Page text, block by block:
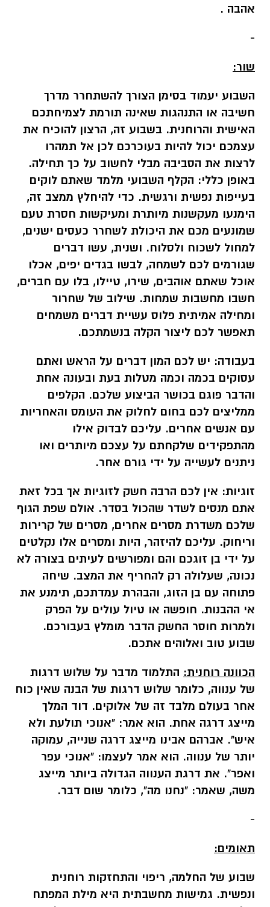
אהבה .
-
שור:
השבוע יעמוד בסימן הצורך להשתחרר מדרך
חשיבה או התנהגות שאינה תורמת לצמיחתכם
האישית והרוחנית. בשבוע זה, הרצון להוכיח את
עצמכם יכול להיות בעוכרכם לכן אל תמהרו
לרצות את הסביבה מבלי לחשוב על כך תחילה.
באופן כללי: הקלף השבועי מלמד שאתם לוקים
בעייפות נפשית ורגשית. כדי להיחלץ ממצב זה,
הימנעו מעקשנות מיותרת ומעיקשות חסרת טעם
שמונעים מכם את היכולת לשחרר כעסים ישנים,
למחול לשכוח ולסלוח. ושנית, עשו דברים
שגורמים לכם לשמחה, לבשו בגדים יפים, אכלו
אוכל שאתם אוהבים, שירו, טיילו, בלו עם חברים,
חשבו מחשבות שמחות. שילוב של שחרור
ומחילה אמיתית פלוס עשיית דברים משמחים
תאפשר לכם ליצור הקלה בנשמתכם.
בעבודה: יש לכם המון דברים על הראש ואתם
עסוקים בכמה וכמה מטלות בעת ובעונה אחת
והדבר פוגם בכושר הביצוע שלכם. הקלפים
ממליצים לכם בחום לחלוק את העומס והאחריות
עם אנשים אחרים. עליכם לבדוק אילו
מהתפקידים שלקחתם על עצכם מיותרים ואו
ניתנים לעשייה על ידי גורם אחר.
זוגיות: אין לכם הרבה חשק לזוגיות אך בכל זאת
אתם מנסים לשדר שהכול בסדר. אולם שפת הגוף
שלכם משדרת מסרים אחרים, מסרים של קרירות
וריחוק. עליכם להיזהר, היות ומסרים אלו נקלטים
על ידי בן זוגכם והם ומפורשים לעיתים בצורה לא
נכונה, שעלולה רק להחריף את המצב. שיחה
פתוחה עם בן הזוג, והבהרת עמדתכם, תימנע את
אי ההבנות. חופשה או טיול עולים על הפרק
ולמרות חוסר החשק הדבר מומלץ בעבורכם.
שבוע טוב ואלוהים אתכם.
הכוונה רוחנית: התלמוד מדבר על שלוש דרגות
של ענווה, כלומר שלוש דרגות של הבנה שאין כוח
אחר בעולם מלבד זה של אלוקים. דוד המלך
מייצג דרגה אחת. הוא אמר: "אנוכי תולעת ולא
איש". אברהם אבינו מייצג דרגה שנייה, עמוקה
יותר של ענווה. הוא אמר לעצמו: "אנוכי עפר
ואפר". את דרגת הענווה הגדולה ביותר מייצג
משה, שאמר: "נחנו מה", כלומר שום דבר.
-
תאומים:
שבוע של החלמה, ריפוי והתחזקות רוחנית
ונפשית. גמישות מחשבתית היא מילת המפתח